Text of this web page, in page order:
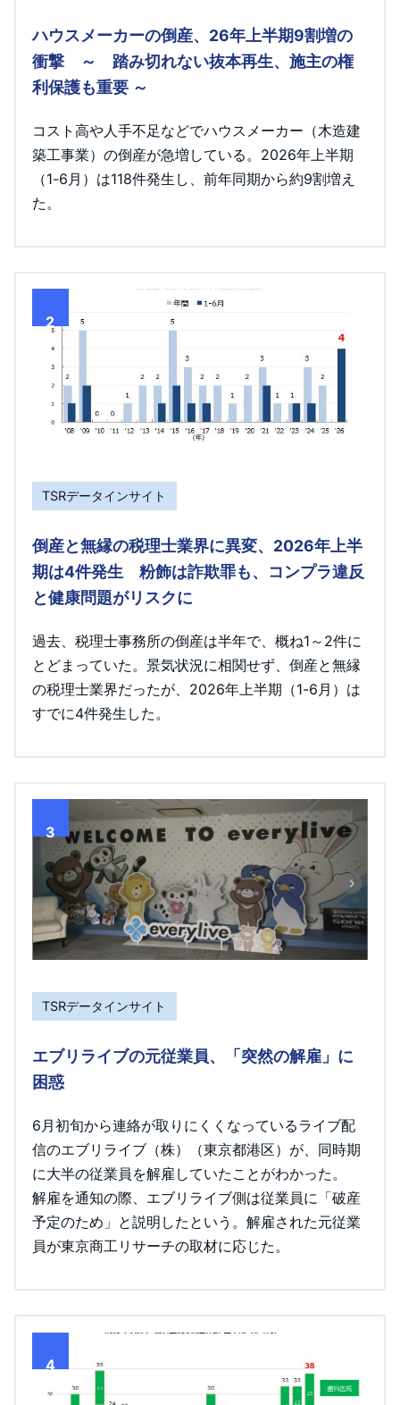
ハウスメーカーの倒産、26年上半期9割増の
衝撃 ～ 踏み切れない抜本再生、施主の権
利保護も重要 ～
コスト高や人手不足などでハウスメーカー（木造建
築工事業）の倒産が急増している。2026年上半期
（1-6月）は118件発生し、前年同期から約9割増え
た。
2
TSRデータインサイト
倒産と無縁の税理士業界に異変、2026年上半
期は4件発生 粉飾は詐欺罪も、コンプラ違反
と健康問題がリスクに
過去、税理士事務所の倒産は半年で、概ね1～2件に
とどまっていた。景気状況に相関せず、倒産と無縁
の税理士業界だったが、2026年上半期（1-6月）は
すでに4件発生した。
3
TSRデータインサイト
エブリライブの元従業員、「突然の解雇」に
困惑
6月初旬から連絡が取りにくくなっているライブ配
信のエブリライブ（株）（東京都港区）が、同時期
に大半の従業員を解雇していたことがわかった。
解雇を通知の際、エブリライブ側は従業員に「破産
予定のため」と説明したという。解雇された元従業
員が東京商工リサーチの取材に応じた。
4